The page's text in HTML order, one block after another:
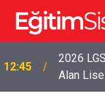
12:45
2026
Alan